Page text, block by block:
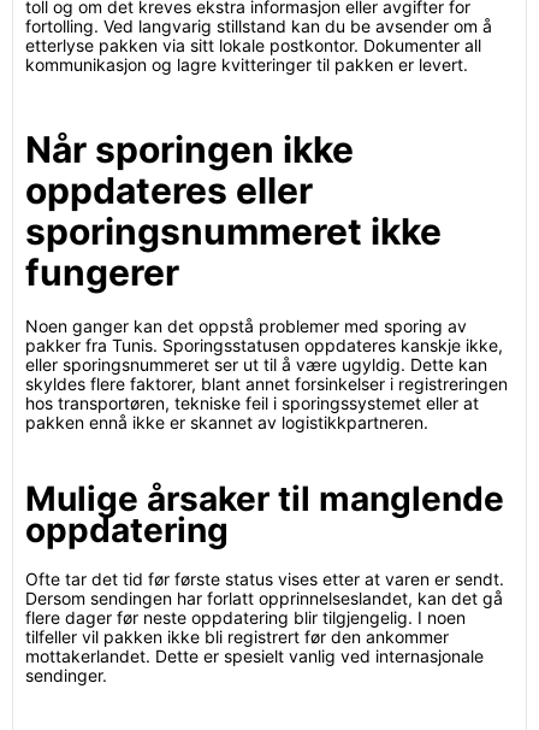
toll og om det kreves ekstra informasjon eller avgifter for
fortolling. Ved langvarig stillstand kan du be avsender om å
etterlyse pakken via sitt lokale postkontor. Dokumenter all
kommunikasjon og lagre kvitteringer til pakken er levert.
Når sporingen ikke
oppdateres eller
sporingsnummeret ikke
fungerer
Noen ganger kan det oppstå problemer med sporing av
pakker fra Tunis. Sporingsstatusen oppdateres kanskje ikke,
eller sporingsnummeret ser ut til å være ugyldig. Dette kan
skyldes flere faktorer, blant annet forsinkelser i registreringen
hos transportøren, tekniske feil i sporingssystemet eller at
pakken ennå ikke er skannet av logistikkpartneren.
Mulige årsaker til manglende
oppdatering
Ofte tar det tid før første status vises etter at varen er sendt.
Dersom sendingen har forlatt opprinnelseslandet, kan det gå
flere dager før neste oppdatering blir tilgjengelig. I noen
tilfeller vil pakken ikke bli registrert før den ankommer
mottakerlandet. Dette er spesielt vanlig ved internasjonale
sendinger.